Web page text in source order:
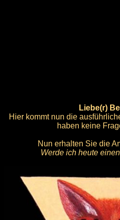
Liebe(r)
Hier kommt nun die
haben keine
Nun erhalten Sie die
Werde ich heute